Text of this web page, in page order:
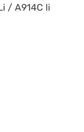
/ A914C li